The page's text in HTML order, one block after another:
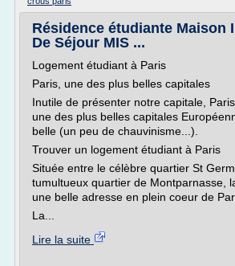
Résidence étudiante Maison
De Séjour MIS ...
Logement étudiant à Paris
Paris, une des plus belles capitales
Inutile de présenter notre capitale,
une des plus belles capitales
belle (un peu de chauvinisme...).
Trouver un logement étudiant à Paris
Située entre le célèbre quartier St
tumultueux quartier de Montparnasse,
une belle adresse en plein coeur de
La...
Lire la suite